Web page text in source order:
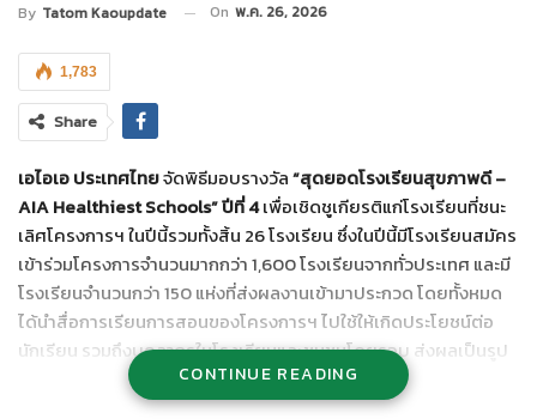
By Tatom Kaoupdate On พ.ค. 26, 2026
1,783
Share
เอไอเอ ประเทศไทยจัดพิธีมอบรางวัล“สุดยอดโรงเรียนสุขภาพดี–
AIA Healthiest Schools”ปีที่4เพื่อเชิดชูเกียรติแก่โรงเรียนที่ชนะ
เลิศโครงการฯ ในปีนี้รวมทั้งสิ้น 26 โรงเรียน ซึ่งในปีนี้มีโรงเรียนสมัคร
เข้าร่วมโครงการจำนวนมากกว่า 1,600 โรงเรียนจากทั่วประเทศ และมี
โรงเรียนจำนวนกว่า 150 แห่งที่ส่งผลงานเข้ามาประกวด โดยทั้งหมด
ได้นำสื่อการเรียนการสอนของโครงการฯ ไปใช้ให้เกิดประโยชน์ต่อ
นักเรียน รวมถึงบุคลากรในโรงเรียนและชุมชนโดยรอบ ส่งผลเป็นรูป
ธรรมอย่างชัดเจนทั้งในด้านสุขภาพกาย สุขภาพใจ โภชนาการ และการ
พัฒนาสิ่งแวดล้อมเพื่อให้เกิดความยั่งยืน สะท้อนถึงศักยภาพในการ
CONTINUE READING